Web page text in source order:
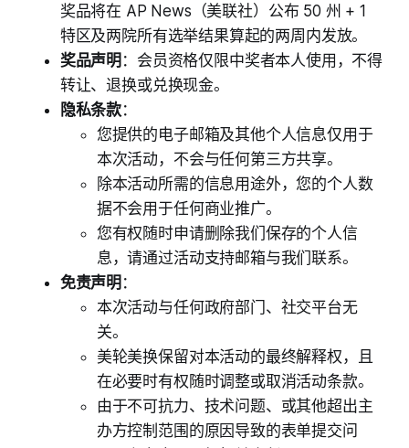
奖品将在 AP News（美联社）公布 50 州 + 1
特区及两院所有选举结果算起的两周内发放。
奖品声明 ：会员资格仅限中奖者本人使用，不得
转让、退换或兑换现金。
隐私条款：
您提供的电子邮箱及其他个人信息仅用于
本次活动，不会与任何第三方共享。
除本活动所需的信息用途外，您的个人数
据不会用于任何商业推广。
您有权随时申请删除我们保存的个人信
息，请通过活动支持邮箱与我们联系。
免责声明 ：
本次活动与任何政府部门、社交平台无
关。
美轮美换保留对本活动的最终解释权，且
在必要时有权随时调整或取消活动条款。
由于不可抗力、技术问题、或其他超出主
办方控制范围的原因导致的表单提交问